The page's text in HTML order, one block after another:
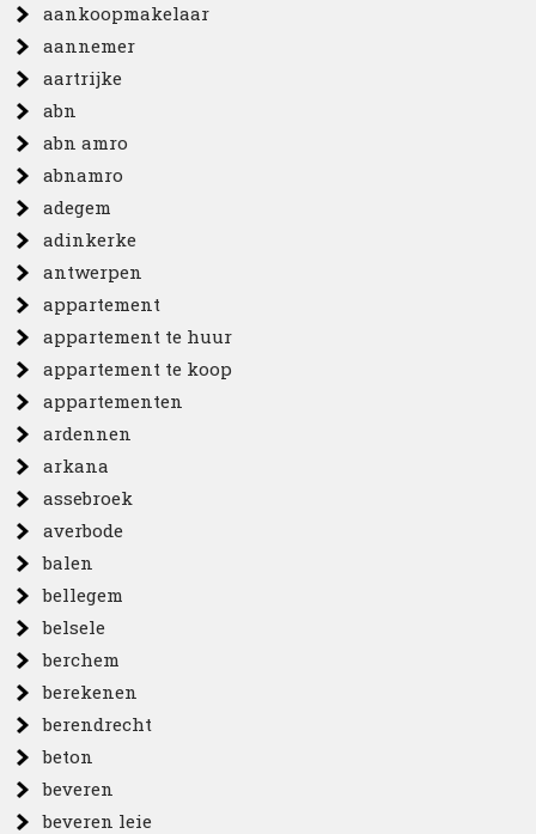
aankoopmakelaar
aannemer
aartrijke
abn
abn amro
abnamro
adegem
adinkerke
antwerpen
appartement
appartement te huur
appartement te koop
appartementen
ardennen
arkana
assebroek
averbode
balen
bellegem
belsele
berchem
berekenen
berendrecht
beton
beveren
beveren leie